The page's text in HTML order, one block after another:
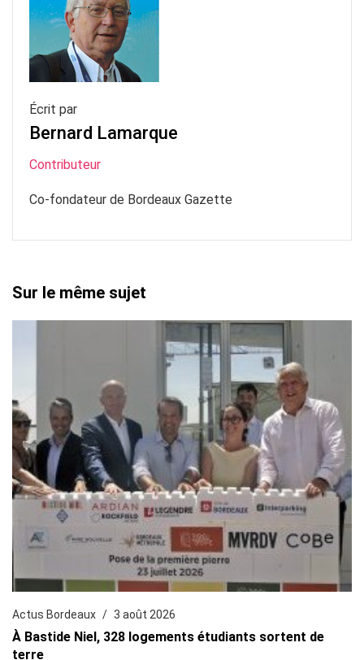
Écrit par
Bernard Lamarque
Contributeur
Co-fondateur de Bordeaux Gazette
Sur le même sujet
Actus Bordeaux 3 août 2026
À Bastide Niel, 328 logements étudiants sortent de
terre